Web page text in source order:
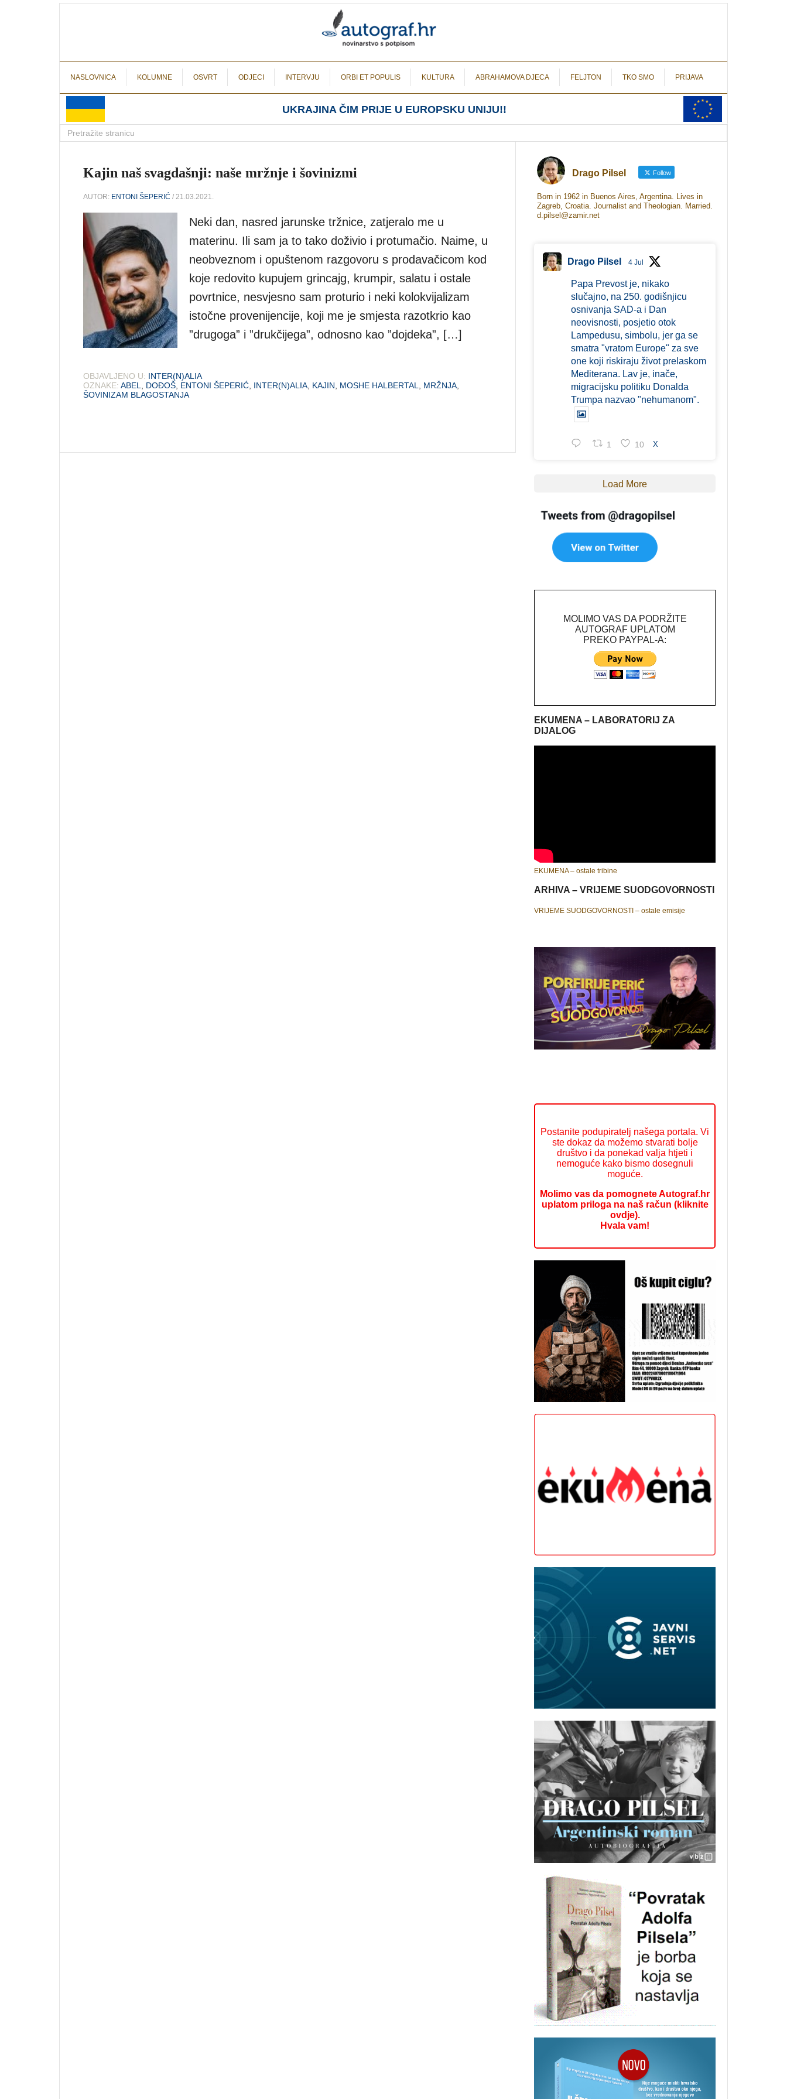
NASLOVNICA KOLUMNE OSVRT ODJECI INTERVJU ORBI ET POPULIS KULTURA ABRAHAMOVA DJECA FELJTON TKO SMO PRIJAVA
UKRAJINA ČIM PRIJE U EUROPSKU UNIJU!!
Kajin naš svagdašnji: naše mržnje i šovinizmi
AUTOR: ENTONI ŠEPERIĆ / 21.03.2021.
Neki dan, nasred jarunske tržnice, zatjeralo me u
materinu. Ili sam ja to tako doživio i protumačio. Naime, u
neobveznom i opuštenom razgovoru s prodavačicom kod
koje redovito kupujem grincajg, krumpir, salatu i ostale
povrtnice, nesvjesno sam proturio i neki kolokvijalizam
istočne provenijencije, koji me je smjesta razotkrio kao
”drugoga” i ”drukčijega”, odnosno kao ”dojdeka”, […]
OBJAVLJENO U: INTER(N)ALIA
OZNAKE: ABEL, DOĐOŠ, ENTONI ŠEPERIĆ, INTER(N)ALIA, KAJIN, MOSHE HALBERTAL, MRŽNJA,
ŠOVINIZAM BLAGOSTANJA
Drago Pilsel Follow
Born in 1962 in Buenos Aires, Argentina. Lives in
Zagreb, Croatia. Journalist and Theologian. Married.
d.pilsel@zamir.net
Drago Pilsel 4 Jul
Papa Prevost je, nikako
slučajno, na 250. godišnjicu
osnivanja SAD-a i Dan
neovisnosti, posjetio otok
Lampedusu, simbolu, jer ga se
smatra "vratom Europe" za sve
one koji riskiraju život prelaskom
Mediterana. Lav je, inače,
migracijsku politiku Donalda
Trumpa nazvao "nehumanom".
1 10 X
Load More
MOLIMO VAS DA PODRŽITE
AUTOGRAF UPLATOM
PREKO PAYPAL-A:
EKUMENA – LABORATORIJ ZA
DIJALOG
EKUMENA – ostale tribine
ARHIVA – VRIJEME SUODGOVORNOSTI
VRIJEME SUODGOVORNOSTI – ostale emisije
Postanite podupiratelj našega portala. Vi
ste dokaz da možemo stvarati bolje
društvo i da ponekad valja htjeti i
nemoguće kako bismo dosegnuli
moguće.
Molimo vas da pomognete Autograf.hr
uplatom priloga na naš račun (kliknite
ovdje).
Hvala vam!